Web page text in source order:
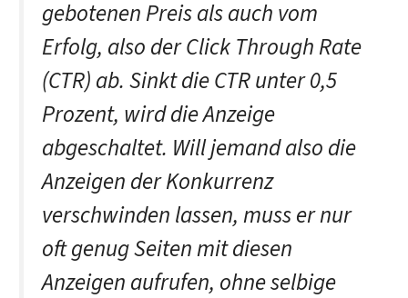
gebotenen Preis als auch vom
Erfolg, also der Click Through Rate
(CTR) ab. Sinkt die CTR unter 0,5
Prozent, wird die Anzeige
abgeschaltet. Will jemand also die
Anzeigen der Konkurrenz
verschwinden lassen, muss er nur
oft genug Seiten mit diesen
Anzeigen aufrufen, ohne selbige